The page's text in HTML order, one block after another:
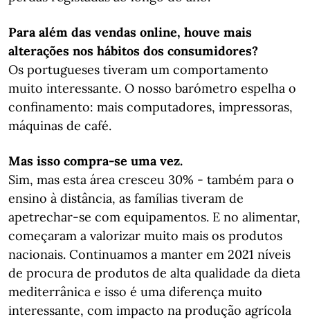
Para além das vendas online, houve mais
alterações nos hábitos dos consumidores?
Os portugueses tiveram um comportamento
muito interessante. O nosso barómetro espelha o
confinamento: mais computadores, impressoras,
máquinas de café.
Mas isso compra-se uma vez.
Sim, mas esta área cresceu 30% - também para o
ensino à distância, as famílias tiveram de
apetrechar-se com equipamentos. E no alimentar,
começaram a valorizar muito mais os produtos
nacionais. Continuamos a manter em 2021 níveis
de procura de produtos de alta qualidade da dieta
mediterrânica e isso é uma diferença muito
interessante, com impacto na produção agrícola